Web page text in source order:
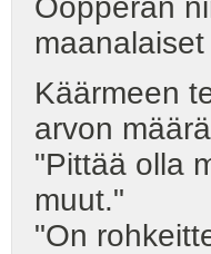
Oopperan
Käärmeen
arvon
"Pittää olla
muut."
"On